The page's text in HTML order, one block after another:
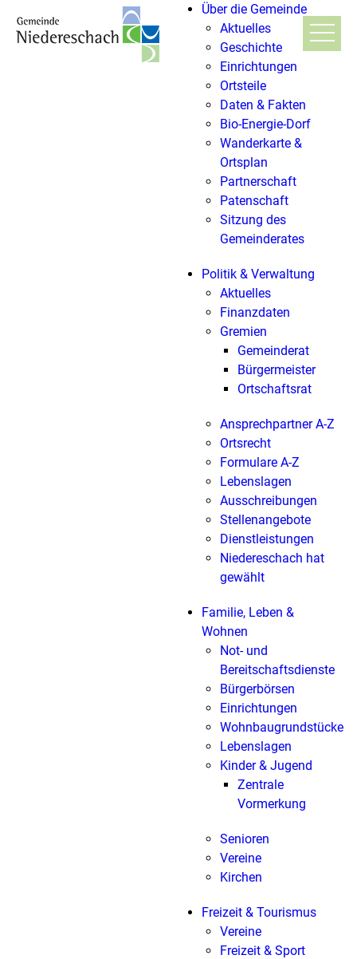
Über die Gemeinde
Aktuelles
Geschichte
Einrichtungen
Ortsteile
Daten & Fakten
Bio-Energie-Dorf
Wanderkarte &
Ortsplan
Partnerschaft
Patenschaft
Sitzung des
Gemeinderates
Politik & Verwaltung
Aktuelles
Finanzdaten
Gremien
Gemeinderat
Bürgermeister
Ortschaftsrat
Ansprechpartner A-Z
Ortsrecht
Formulare A-Z
Lebenslagen
Ausschreibungen
Stellenangebote
Dienstleistungen
Niedereschach hat
gewählt
Familie, Leben &
Wohnen
Not- und
Bereitschaftsdienste
Bürgerbörsen
Einrichtungen
Wohnbaugrundstücke
Lebenslagen
Kinder & Jugend
Zentrale
Vormerkung
Senioren
Vereine
Kirchen
Freizeit & Tourismus
Vereine
Freizeit & Sport